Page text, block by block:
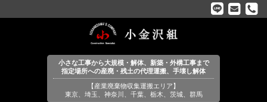
小さな工事から大規模・解体、新築・外構工事まで
指定場所への産廃・残土の代理運搬、手壊し解体
【産業廃棄物収集運搬エリア】
東京、埼玉、神奈川、千葉、栃木、茨城、群馬